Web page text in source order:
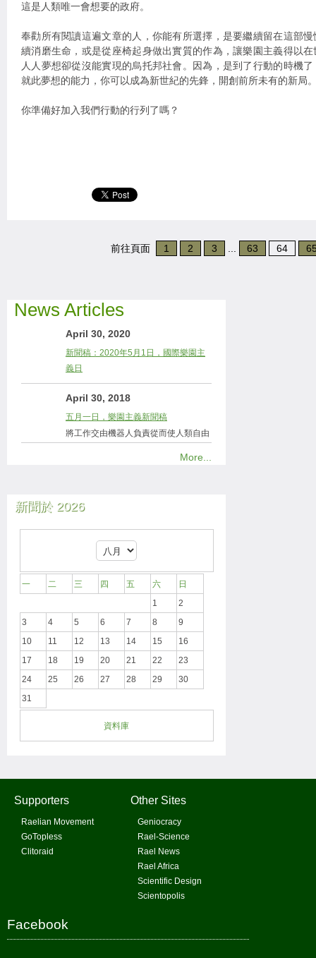
這是人類唯一會想要的政府。
奉勸所有閱讀這遍文章的人，你能有所選擇，是要繼續留在這部
續消磨生命，或是從座椅起身做出實質的作為，讓樂園主義得以
人人夢想卻從沒能實現的烏托邦社會。因為，是到了行動的時機
就此夢想的能力，你可以成為新世紀的先鋒，開創前所未有的新局
你準備好加入我們行動的行列了嗎？
前往頁面 1 2 3 63 64
News Articles
April 30, 2020
新聞稿：2020年5月1日，國際樂園主
義日
April 30, 2018
五月一日，樂園主義新聞稿
將工作交由機器人負責從而使人類自由
More...
新聞於 2026
一 二 三 四 五 六
日
1
2
3
4 5 6 7 8
9
10
11 12 13 14 15
16
17
18 19 20 21 22
23
24
25 26 27 28 29
30
31
資料庫
Supporters
Raelian Movement
GoTopless
Clitoraid
Other Sites
Geniocracy
Rael-Science
Rael News
Rael Africa
Scientific Design
Scientopolis
Facebook